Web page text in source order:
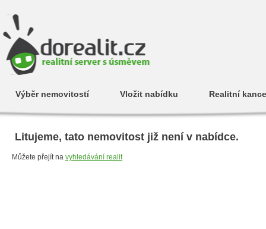
Výběr nemovitostí Vložit nabídku Realitní
Litujeme, tato nemovitost již není v nabídce.
Můžete přejít na vyhledávání realit